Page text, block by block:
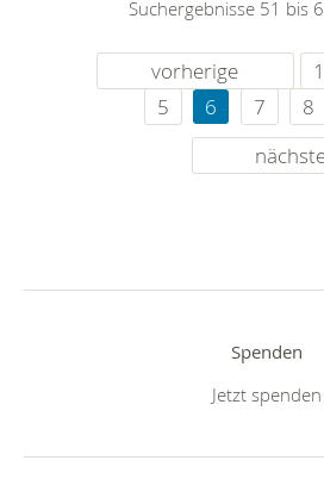
Suchergebnisse 51 bis
vorherige 1
5
6 7 8
Spenden
Jetzt spenden